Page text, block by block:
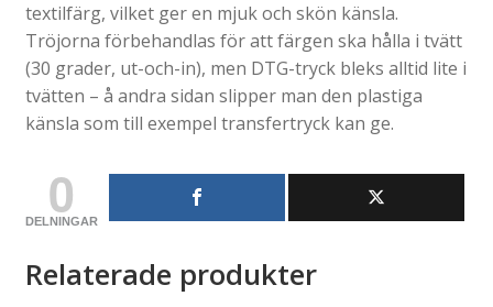
textilfärg, vilket ger en mjuk och skön känsla.
Tröjorna förbehandlas för att färgen ska hålla i tvätt
(30 grader, ut-och-in), men DTG-tryck bleks alltid lite i
tvätten – å andra sidan slipper man den plastiga
känsla som till exempel transfertryck kan ge.
0
DELNINGAR
Relaterade produkter